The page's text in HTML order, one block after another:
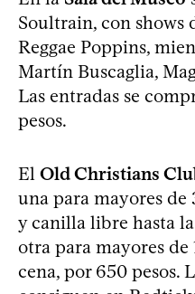
Soultrain, con shows
Reggae Poppins,
Martín Buscaglia,
Las entradas se
pesos.
El Old Christians
una para mayores de
y canilla libre hasta la
otra para mayores de
cena, por 650 pesos.